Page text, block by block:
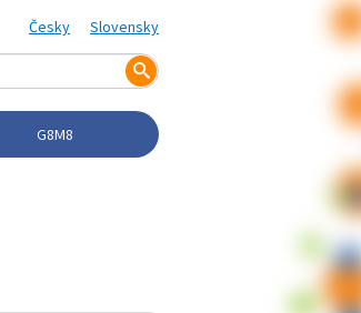
Česky Slovensky
G8M8